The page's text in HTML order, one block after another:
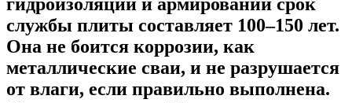
службы плиты составляет 100–150 лет.
Она не боится коррозии, как
металлические сваи, и не разрушается
от влаги, если правильно выполнена.